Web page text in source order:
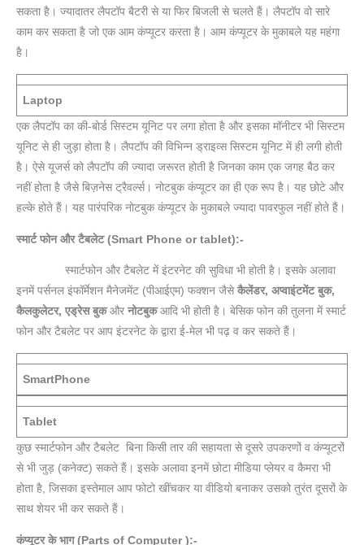
सकता है। ज्यादातर लैपटॉप बैटरी से या फिर बिजली से चलते हैं। लैपटॉप वो सारे
काम कर सकता है जो एक आम कंप्यूटर करता है। आम कंप्यूटर के मुकाबले यह महंगा
है।
Laptop
एक लैपटॉप का की-बोर्ड सिस्टम यूनिट पर लगा होता है और इसका मॉनीटर भी सिस्टम
यूनिट से ही जुड़ा होता है। लैपटॉप की विभिन्न ड्राइव्स सिस्टम यूनिट में ही लगी होती
है। ऐसे यूजर्स को लैपटॉप की ज्यादा जरूरत होती है जिनका काम एक जगह बैठ कर
नहीं होता है जैसे बिज़नेस ट्रैवर्ल्स। नोटबुक कंप्यूटर का ही एक रूप है। यह छोटे और
हल्के होते हैं। यह पारंपरिक नोटबुक कंप्यूटर के मुकाबले ज्यादा पावरफुल नहीं होते हैं।
स्मार्ट फोन और टैबलेट (Smart Phone or tablet):-
स्मार्टफोन और टैबलेट में इंटरनेट की सुविधा भी होती है। इसके अलावा
इनमें पर्सनल इंफॉर्मेशन मैनेजमेंट (पीआईएम) फक्शन जैसे कैलेंडर, अप्वाइंटमेंट बुक,
कैलकुलेटर, एड्रेस बुकऔर नोटबुकआदि भी होती है। बेसिक फोन की तुलना में स्मार्ट
फोन और टैबलेट पर आप इंटरनेट के द्वारा ई-मेल भी पढ़ व कर सकते हैं।
SmartPhone
Tablet
कुछ स्मार्टफोन और टैबलेट बिना किसी तार की सहायता से दूसरे उपकरणों व कंप्यूटरों
से भी जुड़ (कनेक्ट) सकते हैं। इसके अलावा इनमें छोटा मीडिया प्लेयर व कैमरा भी
होता है, जिसका इस्तेमाल आप फोटो खींचकर या वीडियो बनाकर उसको तुरंत दूसरों के
साथ शेयर भी कर सकते हैं।
कंप्यूटर के भाग (Parts of Computer ):-